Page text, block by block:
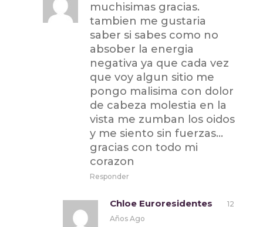
muchisimas gracias.
tambien me gustaria
saber si sabes como no
absober la energia
negativa ya que cada vez
que voy algun sitio me
pongo malisima con dolor
de cabeza molestia en la
vista me zumban los oidos
y me siento sin fuerzas…
gracias con todo mi
corazon
Responder
Chloe Euroresidentes
12
Años Ago